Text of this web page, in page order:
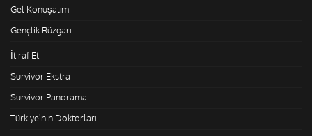
Gel Konuşalım
Gençlik Rüzgarı
İtiraf Et
Survivor Ekstra
Survivor Panorama
Türkiye'nin Doktorları